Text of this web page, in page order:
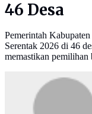
46 Desa
Pemerintah
Serentak 2026 di 46
memastikan pemilihan